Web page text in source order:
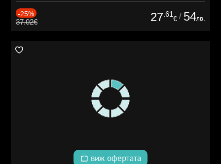
-25%
37.02€ 27.61
€ / 54лв.
виж офертата